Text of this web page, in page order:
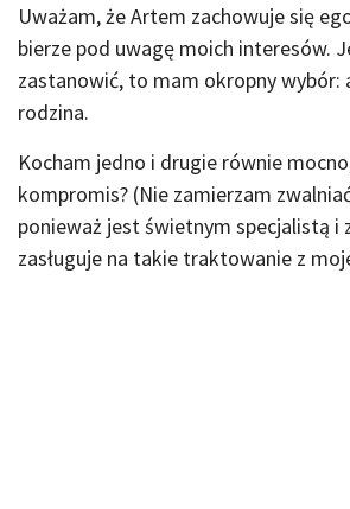
Uważam, że Artem zachowuje się
bierze pod uwagę moich interesów.
zastanowić, to mam okropny wybór:
rodzina.
Kocham jedno i drugie równie
kompromis? (Nie zamierzam
ponieważ jest świetnym specjalistą i
zasługuje na takie traktowanie z